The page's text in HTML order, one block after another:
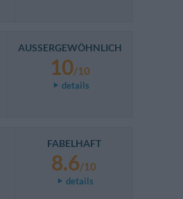
AUSSERGEWÖHNLICH
10/10
details
FABELHAFT
8.6/10
details